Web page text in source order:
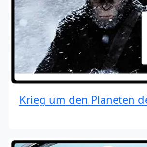
Krieg um den Planeten